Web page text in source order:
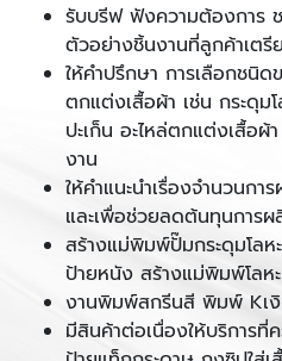
รับบรีฟ ฟังความต้องการ
ตัวอย่างชิ้นงานที่ลูกค้าเตรี
ให้คำปรึกษา การเลือกชนิ
ตกแต่งเสื้อผ้า เช่น กระดุม
ปะเก็น อะไหล่ตกแต่งเสื้อผ้
งาน
ให้คำแนะนำเรื่องจำนวนก
และเพื่อช่วยลดต้นทุนการผ
สร้างแม่พิมพ์ปั๊มกระดุมโล
ป้ายหนัง สร้างแม่พิมพ์โลห
งานพิมพ์สกรีนสี พิมพ์ Kเ
มีสินค้าต่อเนื่องให้บริการที่